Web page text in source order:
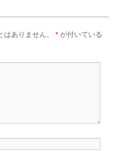
ありません。 * が付いている